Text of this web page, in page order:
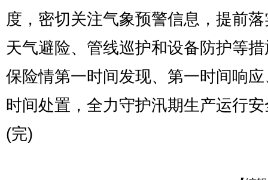
度，密切关注气象预警信息，提前
天气避险、管线巡护和设备防护等
保险情第一时间发现、第一时间响
时间处置，全力守护汛期生产运行
(完)